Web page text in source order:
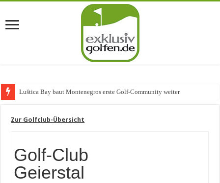
Luštica Bay baut Montenegros erste Golf-Community weiter aus
Zur Golfclub-Übersicht
Golf-Club
Geierstal